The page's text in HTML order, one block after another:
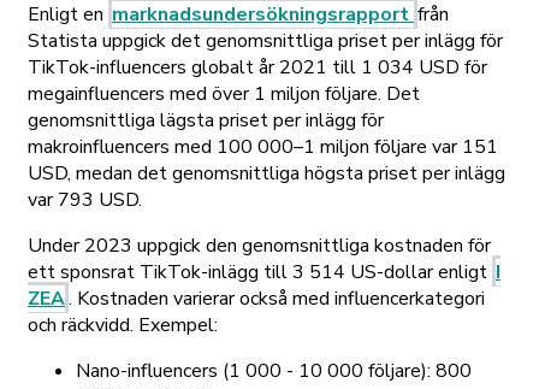
Enligt en marknadsundersökningsrapport från
Statista uppgick det genomsnittliga priset per inlägg för
TikTok-influencers globalt år 2021 till 1 034 USD för
megainfluencers med över 1 miljon följare. Det
genomsnittliga lägsta priset per inlägg för
makroinfluencers med 100 000–1 miljon följare var 151
USD, medan det genomsnittliga högsta priset per inlägg
var 793 USD.
Under 2023 uppgick den genomsnittliga kostnaden för
ett sponsrat TikTok-inlägg till 3 514 US-dollar enligt I
ZEA. Kostnaden varierar också med influencerkategori
och räckvidd. Exempel:
Nano-influencers (1 000 - 10 000 följare): 800